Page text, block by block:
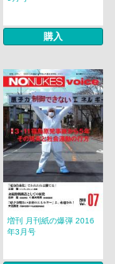
購入
増刊 月刊紙の爆弾 2016
年3月号